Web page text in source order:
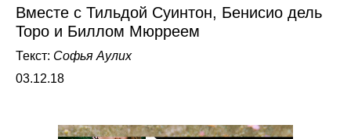
Вместе с Тильдой Суинтон, Бенисио дель
Торо и Биллом Мюрреем
Текст: Софья Аулих
03.12.18